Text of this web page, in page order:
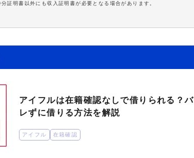
証明書以外にも収入証明書が必要となる場合があります。
アイフルは在籍確認なしで借りられる？バ
レずに借りる方法を解説
アイフル 在籍確認